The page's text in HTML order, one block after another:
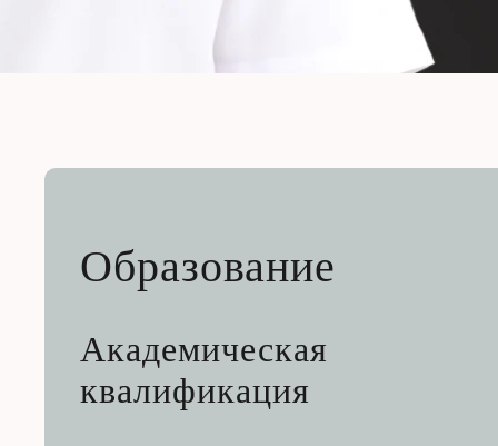
Образование
Академическая
квалификация